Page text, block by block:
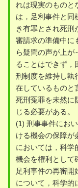
れは現実のものと
は，足利事件と同
き有罪とされ死刑
審請求の準備中に
ら疑問の声が上が
ることはできず，
刑制度を維持し執
在しているものと
死刑冤罪を未然に
じる必要がある。
(1) 刑事事件にお
ける機会の保障が
においては，科学
機会を権利として
足利事件の再審開
について，科学的